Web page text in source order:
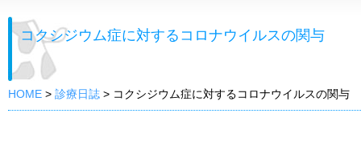
コクシジウム症に対するコロナウイルスの関与
HOME > 診療日誌 > コクシジウム症に対するコロナウイルスの関与